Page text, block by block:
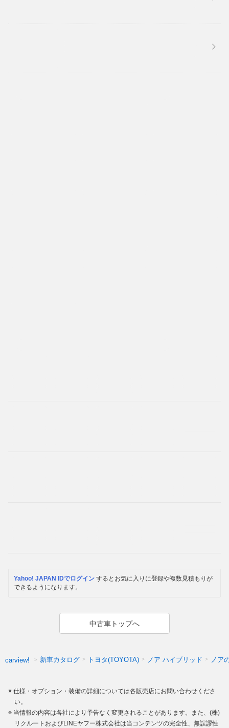
Yahoo! JAPAN IDでログイン するとお気に入りに登録や複数見積もりが
できるようになります。
中古車トップへ
carview! 新車カタログ トヨタ(TOYOTA) ノア ハイブリッド ノア
仕様・オプション・装備の詳細については各販売店にお問い合わせくださ
い。
当情報の内容は各社により予告なく変更されることがあります。また、(株)
リクルートおよびLINEヤフー株式会社は当コンテンツの完全性、無誤謬性